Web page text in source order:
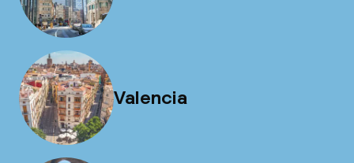
Valencia